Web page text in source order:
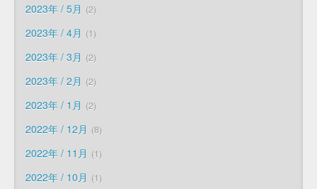
2023年 / 5月 2
2023年 / 4月 1
2023年 / 3月 2
2023年 / 2月 2
2023年 / 1月 2
2022年 / 12月 8
2022年 / 11月 1
2022年 / 10月 1